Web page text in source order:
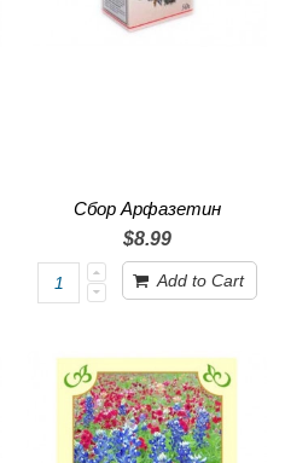
Сбор Арфазетин
$8.99
Add to Cart